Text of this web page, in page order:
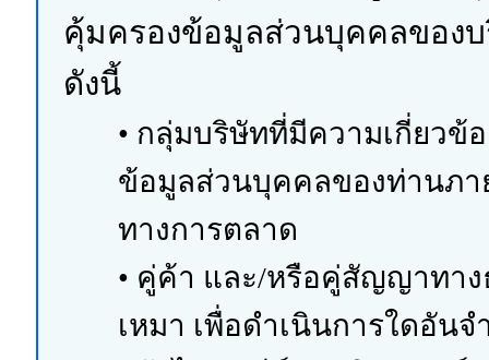
คุ้มครองข้อมูลส่วนบุคคลของบ
ดังนี้
• กลุ่มบริษัทที่มีความเกี่ยวข้
ข้อมูลส่วนบุคคลของท่านภา
ทางการตลาด
• คู่ค้า และ/หรือคู่สัญญาทา
เหมา เพื่อดำเนินการใดอัน